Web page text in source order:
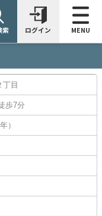
索 ログイン MENU
丁目
歩7分
）